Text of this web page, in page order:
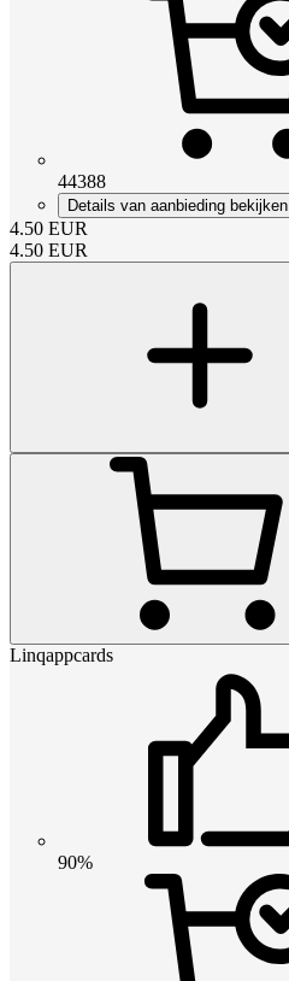
44388
Details van aanbieding bekijken
4.50 EUR
4.50 EUR
Linqappcards
90%